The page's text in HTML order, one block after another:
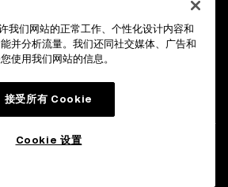
以书面形式明确作出相反规定外，
商不向您作出任何形式的陈述、保
的服务、其中包含的内容、其中上
供，不附带任何形式的保证或条件，
位于何处，且不限制上述内容的一般
我们网站的正常工作、个性化设计内容和
并分析流量。我们还同社交媒体、广告和
使用我们网站的信息。
接受所有 Cookie
Cookie 设置